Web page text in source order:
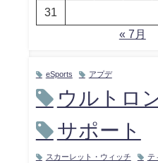
31
« 7月
eSports アプデ
ウルトロ
サポート
スカーレット・ウィッチ テ